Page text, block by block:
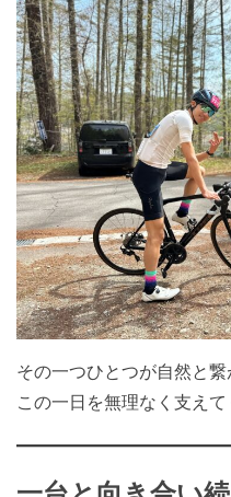
その一つひとつが自然と繋
この一日を無理なく支えて